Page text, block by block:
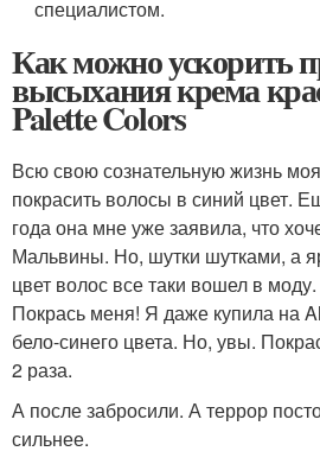
специалистом.
Как можно ускорить
высыхания крема
Palette Colors
Всю свою сознательную жизнь
покрасить волосы в синий цвет.
года она мне уже заявила, что
Мальвины. Но, шутки шутками, а
цвет волос все таки вошел в
Покрась меня! Я даже купила на
бело-синего цвета. Но, увы.
2 раза.
А после забросили. А террор
сильнее.